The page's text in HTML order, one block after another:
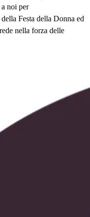
noi per
Festa della Donna ed
nella forza delle